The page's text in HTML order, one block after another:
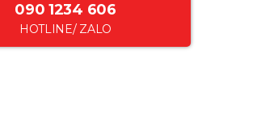
090 1234 606
HOTLINE/ ZALO